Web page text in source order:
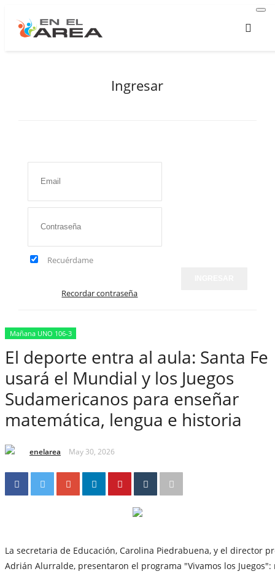
Ingresar
Recuérdame
Recordar contraseña
Mañana UNO 106-3
El deporte entra al aula: Santa Fe
usará el Mundial y los Juegos
Sudamericanos para enseñar
matemática, lengua e historia
enelarea May 30, 2026
La secretaria de Educación, Carolina Piedrabuena, y el director
Adrián Alurralde, presentaron el programa "Vivamos los